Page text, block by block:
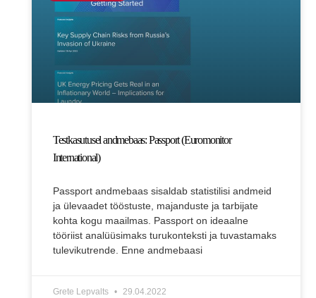
Testkasutusel andmebaas: Passport (Euromonitor
International)
Passport andmebaas sisaldab statistilisi andmeid
ja ülevaadet tööstuste, majanduste ja tarbijate
kohta kogu maailmas. Passport on ideaalne
tööriist analüüsimaks turukonteksti ja tuvastamaks
tulevikutrende. Enne andmebaasi
Grete Lepvalts 29.04.2022